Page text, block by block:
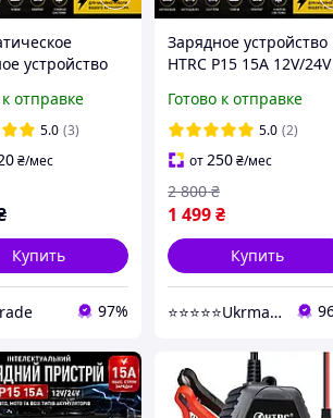
устройство
GEL AGM
12V 24V
мощная
для АКБ
отправке
5.0 (3)
₴/мес
Купить
97%
Зарядное устройство
HTRC P15 15A 12V/24V
АКБ LiFePO4, AGM,
Умная зарядка с
функцией Repair air
Готово к отправке
5.0 (2)
от250₴/мес
1 499₴
2 800 ₴
Купить
⭐️⭐️⭐️⭐️⭐️Ukrmaga Магазин от склада